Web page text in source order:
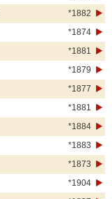
*1882
*1874
*1881
*1879
*1877
*1881
*1884
*1883
*1873
*1904